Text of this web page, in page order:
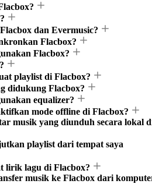
dan Evermusic?
Flacbox?
Flacbox?
playlist di Flacbox?
didukung Flacbox?
equalizer?
mode offline di Flacbox?
musik yang diunduh secara lokal
playlist dari tempat saya
lirik lagu di Flacbox?
musik ke Flacbox dari